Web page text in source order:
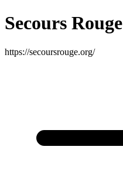
Secours Rouge
https://secoursrouge.org/